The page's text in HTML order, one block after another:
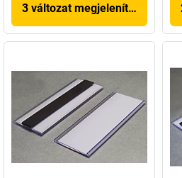
3 változat megjelenítése